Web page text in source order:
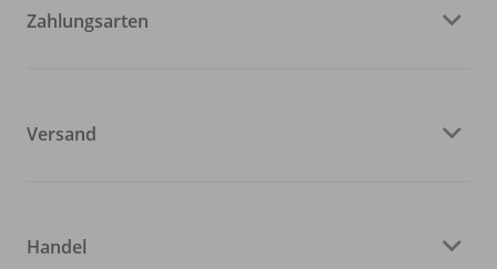
Zahlungsarten
Versand
Handel